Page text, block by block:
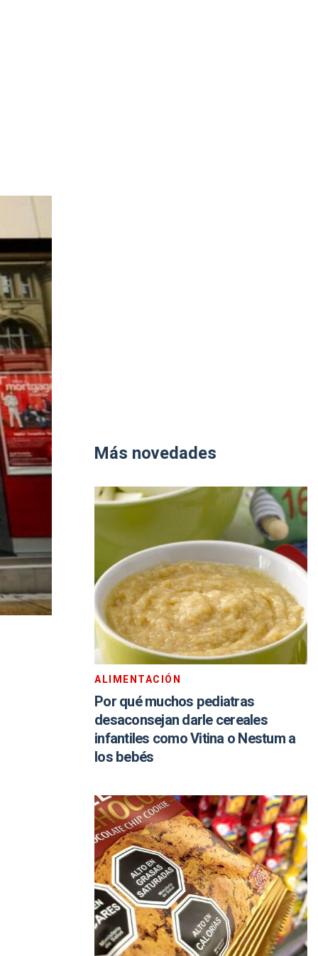
Más novedades
ALIMENTACIÓN
Por qué muchos pediatras
desaconsejan darle cereales
infantiles como Vitina o Nestum a
los bebés